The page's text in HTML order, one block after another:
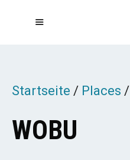
Startseite / Places /
WOBU